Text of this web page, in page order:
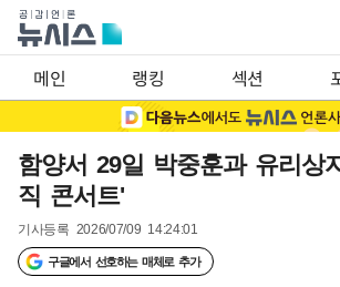
메인 랭킹 섹션
함양서 29일 박중훈과 유리상
직 콘서트'
기사등록 2026/07/09 14:24:01
구글에서 선호하는 매체로 추가